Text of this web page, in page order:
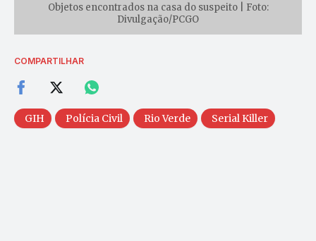
Objetos encontrados na casa do suspeito | Foto:
Divulgação/PCGO
COMPARTILHAR
GIH Polícia Civil Rio Verde Serial Killer